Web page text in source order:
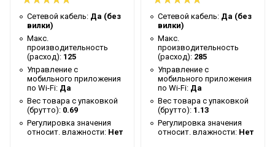
Встроенный гигростат
Нет
Таймер на отключение
Нет
Высота упаковки товара
17.5
Цвет декоративной
панели
Серый
Тип включения
Выключатель
Посадочный размер
120
Сетевой кабель: Да (без
вилки)
Макс.
производительность
(расход): 125
Управление c
мобильного приложения
по Wi-Fi: Да
Вес товара с упаковкой
(брутто): 0.69
Регулировка значения
относит. влажности: Нет
Сетевой кабель: Да (без
вилки)
Макс.
производительность
(расход): 285
Управление c
мобильного приложения
по Wi-Fi: Да
Вес товара с упаковкой
(брутто): 1.13
Регулировка значения
относит. влажности: Нет